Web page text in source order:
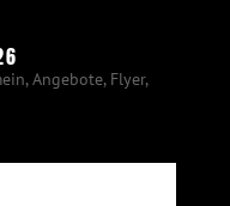
,Angebote, Flyer,